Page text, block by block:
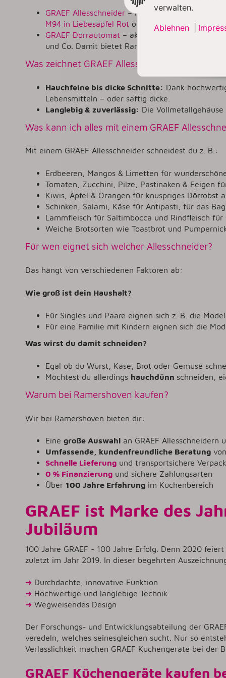
GRAEF Allesschneider – in zahlreichen
M94 in Liebesapfel Rot oder derGRAEF
GRAEF Dörrautomat – aktuell verfügbar als
und Co. Damit bietet Ramershoven ein
Was zeichnet GRAEF Allesschneider aus?
Hauchfeine bis dicke Schnitte: Dank
Lebensmitteln – oder saftig dicke.
Langlebig & zuverlässig: Die
Was kann ich alles mit einem GRAEF
Mit einem GRAEF Allesschneider schneidest du z. B.:
Erdbeeren, Mangos & Limetten für
Tomaten, Zucchini, Pilze, Pastinaken & Feigen
Kiwis, Äpfel & Orangen für knuspriges Dörrobst
Schinken, Salami, Käse für Antipasti, für das
Lammfleisch für Saltimbocca und Rindfleisch für
Weiche Brotsorten wie Toastbrot und
Für wen eignet sich welcher Allesschneider?
Das hängt von verschiedenen Faktoren ab:
Wie groß ist dein Haushalt?
Für Singles und Paare eignen sich z. B. die
Für eine Familie mit Kindern eignen sich die
Was wirst du damit schneiden?
Egal ob du Wurst, Käse, Brot oder Gemüse
Möchtest du allerdings hauchdünn schneiden,
Warum bei Ramershoven kaufen?
Wir bei Ramershoven bieten dir:
Eine große Auswahl an GRAEF
Umfassende, kundenfreundliche Beratung
Schnelle Lieferung und transportsichere
0 % Finanzierung und sichere Zahlungsarten
Über 100 Jahre Erfahrung im Küchenbereich
GRAEF ist Marke des
Jubiläum
100 Jahre GRAEF - 100 Jahre Erfolg. Denn 2020
zuletzt im Jahr 2019. In dieser begehrten
➜ Durchdachte, innovative Funktion
➜ Hochwertige und langlebige Technik
➜ Wegweisendes Design
Der Forschungs- und Entwicklungsabteilung der
veredeln, welches seinesgleichen sucht. Nur so
Verlässlichkeit machen GRAEF Küchengeräte bei der
GRAEF Küchengeräte kaufen
verwalten.
Ablehnen